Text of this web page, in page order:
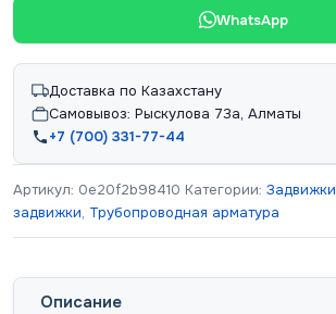
WhatsApp
Доставка по Казахстану
Самовывоз: Рыскулова 73а, Алматы
+7 (700) 331-77-44
Артикул: 0e20f2b98410 Категории: Задвижки
задвижки, Трубопроводная арматура
Описание